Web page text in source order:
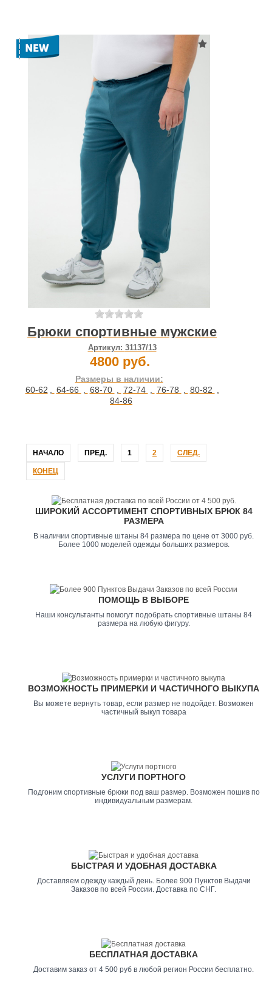
Брюки спортивные мужские
Артикул: 31137/13
4800 руб.
Размеры в наличии:
60-62
64-66 68-70 72-74 76-78 80-82
84-86
НАЧАЛО ПРЕД. 1 2 СЛЕД.
КОНЕЦ
ШИРОКИЙ АССОРТИМЕНТ СПОРТИВНЫХ БРЮК 84
РАЗМЕРА
В наличии спортивные штаны 84 размера по цене от 3000 руб.
Более 1000 моделей одежды больших размеров.
ПОМОЩЬ В ВЫБОРЕ
Наши консультанты помогут подобрать спортивные штаны 84
размера на любую фигуру.
ВОЗМОЖНОСТЬ ПРИМЕРКИ И ЧАСТИЧНОГО ВЫКУПА
Вы можете вернуть товар, если размер не подойдет. Возможен
частичный выкуп товара
УСЛУГИ ПОРТНОГО
Подгоним спортивные брюки под ваш размер. Возможен пошив по
индивидуальным размерам.
БЫСТРАЯ И УДОБНАЯ ДОСТАВКА
Доставляем одежду каждый день. Более 900 Пунктов Выдачи
Заказов по всей России. Доставка по СНГ.
БЕСПЛАТНАЯ ДОСТАВКА
Доставим заказ от 4 500 руб в любой регион России бесплатно.